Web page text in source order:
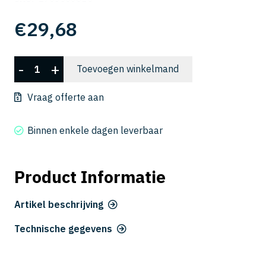
€29,68
2060-
0600
- + Toevoegen winkelmand
Vraag offerte aan
Binnen enkele dagen leverbaar
Product Informatie
Artikel beschrijving
Technische gegevens